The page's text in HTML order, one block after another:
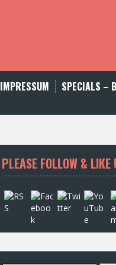
IMPRESSUM
SPECIALS –
PLEASE FOLLOW & LIKE